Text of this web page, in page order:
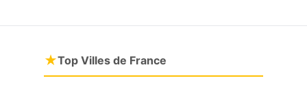
★Top Villes de France